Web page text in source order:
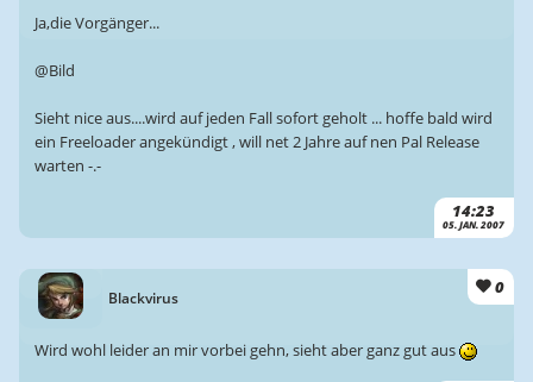
14:23
05. JAN. 2007
Ja,die Vorgänger...
@Bild
Sieht nice aus....wird auf jeden Fall sofort geholt ... hoffe bald wird
ein Freeloader angekündigt , will net 2 Jahre auf nen Pal Release
warten -.-
Blackvirus
0
Wird wohl leider an mir vorbei gehn, sieht aber ganz gut aus